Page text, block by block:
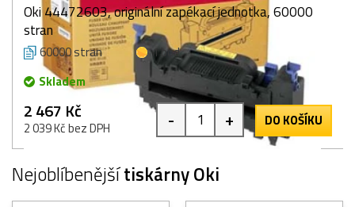
Oki 44472603, originální zapékací jednotka, 60000
stran
60000 stran
1 bod
Skladem
2 467 Kč
2 039 Kč bez DPH - + DO KOŠÍKU
Nejoblíbenějšítiskárny Oki